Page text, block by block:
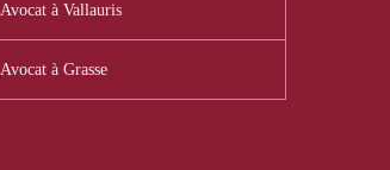
Avocat à Vallauris
Avocat à Grasse